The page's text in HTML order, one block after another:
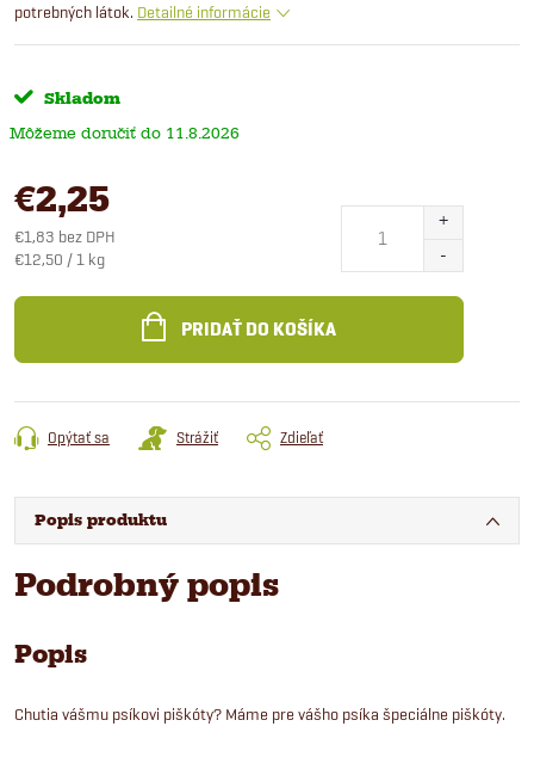
potrebných látok. Detailné informácie
Skladom
11.8.2026
€2,25
€1,83 bez DPH
Jednotková
€12,50 / 1 kg
PRIDAŤ DO KOŠÍKA
Opýtať sa Strážiť Zdieľať
Popis produktu
Podrobný popis
Popis
Chutia vášmu psíkovi piškóty? Máme pre vášho psíka špeciálne piškóty.